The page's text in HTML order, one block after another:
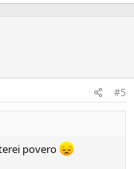
#5
povero